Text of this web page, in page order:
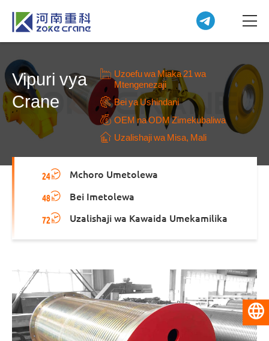
Vipuri vya
Crane
Uzoefu wa Miaka 21 wa
Mtengenezaji
Bei ya Ushindani
OEM na ODM Zimekubaliwa
Uzalishaji wa Misa, Mali
Mchoro Umetolewa
Bei Imetolewa
Uzalishaji wa Kawaida Umekamilika
Kiswahili